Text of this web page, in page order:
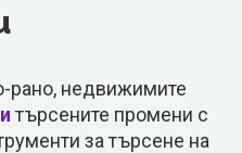
рано, недвижимите
търсените промени с
за търсене на